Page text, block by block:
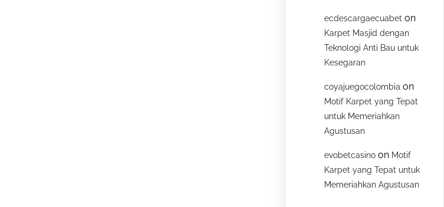
ecdescargaecuabet on
Karpet Masjid dengan
Teknologi Anti Bau untuk
Kesegaran
coyajuegocolombia on
Motif Karpet yang Tepat
untuk Memeriahkan
Agustusan
evobetcasino on Motif
Karpet yang Tepat untuk
Memeriahkan Agustusan